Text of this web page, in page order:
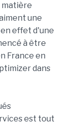
matière
une
effet d'une
à être
France en
dans
est tout